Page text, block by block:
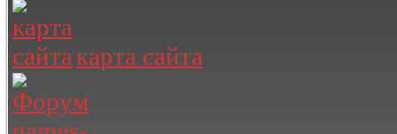
карта сайта